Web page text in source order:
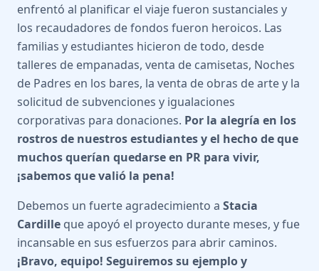
enfrentó al planificar el viaje fueron sustanciales y
los recaudadores de fondos fueron heroicos. Las
familias y estudiantes hicieron de todo, desde
talleres de empanadas, venta de camisetas, Noches
de Padres en los bares, la venta de obras de arte y la
solicitud de subvenciones y igualaciones
corporativas para donaciones. Por la alegría en los
rostros de nuestros estudiantes y el hecho de que
muchos querían quedarse en PR para vivir,
¡sabemos que valió la pena!
Debemos un fuerte agradecimiento a Stacia
Cardille que apoyó el proyecto durante meses, y fue
incansable en sus esfuerzos para abrir caminos.
¡Bravo, equipo! Seguiremos su ejemplo y